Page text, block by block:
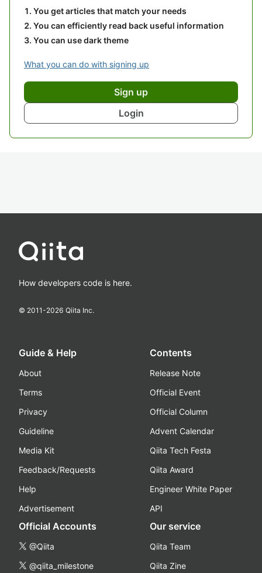
You get articles that match your needs
You can efficiently read back useful information
You can use dark theme
What you can do with signing up
Sign up
Login
How developers code is here.
© 2011-2026 Qiita Inc.
Guide & Help
About
Terms
Privacy
Guideline
Media Kit
Feedback/Requests
Help
Advertisement
Contents
Release Note
Official Event
Official Column
Advent Calendar
Qiita Tech Festa
Qiita Award
Engineer White Paper
API
Official Accounts
@Qiita
@qiita_milestone
Our service
Qiita Team
Qiita Zine